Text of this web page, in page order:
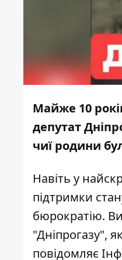
Майже 10
депутат
чиї родини
Навіть у
підтримки
бюрократію.
"Дніпрогазу",
повідомляє